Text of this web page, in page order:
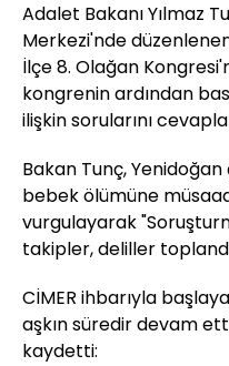
Adalet Bakanı Yılmaz
Merkezi'nde
İlçe 8. Olağan
kongrenin ardından
ilişkin sorularını
Bakan Tunç,
bebek ölümüne
vurgulayarak
takipler, deliller
CİMER ihbarıyla
aşkın süredir devam
kaydetti: